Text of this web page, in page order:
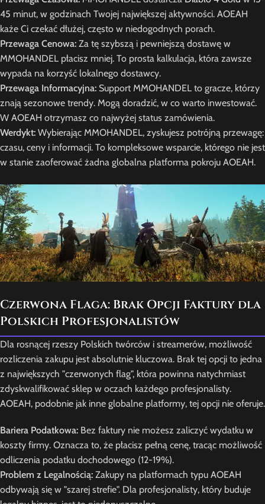
45 minut, w godzinach Twojej największej aktywności. AOEAH
każe Ci czekać dłużej, często w niedogodnych porach.
Przewaga Cenowa: Za tę szybszą i pewniejszą dostawę w
MMOHANDEL płacisz mniej. To prosta kalkulacja, która zawsze
wypada na korzyść lokalnego dostawcy.
Przewaga Informacyjna: Support MMOHANDEL to gracze, którzy
znają sezonowe trendy. Mogą doradzić, w co warto inwestować.
W AOEAH otrzymasz co najwyżej status zamówienia.
Werdykt: Wybierając MMOHANDEL, zyskujesz potrójną przewagę:
czasu, ceny i informacji. To kompleksowe wsparcie, którego nie jest
w stanie zaoferować żadna globalna platforma pokroju AOEAH.
Czerwona Flaga: Brak Opcji Faktury dla
Polskich Profesjonalistów
Dla rosnącej rzeszy Polskich twórców i streamerów, możliwość
rozliczenia zakupu jest absolutnie kluczowa. Brak tej opcji to jedna
z największych "czerwonych flag", która powinna natychmiast
zdyskwalifikować sklep w oczach każdego profesjonalisty.
AOEAH, podobnie jak inne globalne platformy, tej opcji nie oferuje.
Bariera Podatkowa: Bez faktury nie możesz zaliczyć wydatku w
koszty firmy. Oznacza to, że płacisz pełną cenę, tracąc możliwość
odliczenia podatku dochodowego (12-19%).
Problem z Legalnością: Zakupy na platformach typu AOEAH
odbywają się w "szarej strefie". Dla profesjonalisty, który buduje